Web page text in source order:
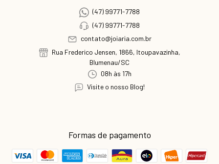
(47) 99771-7788
(47) 99771-7788
contato@joiaria.com.br
Rua Frederico Jensen, 1866, Itoupavazinha,
Blumenau/SC
08h às 17h
Visite o nosso Blog!
Formas de pagamento